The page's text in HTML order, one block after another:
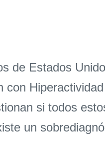
de Estados
con
si todos
un